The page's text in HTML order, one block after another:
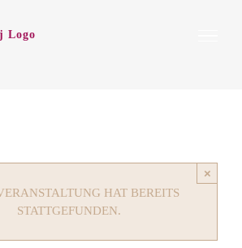
HAT BEREITS
STATTGEFUNDEN.
×